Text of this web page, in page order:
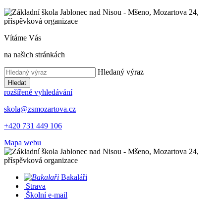
Vítáme Vás
na našich stránkách
Hledaný výraz
Hledat
rozšířené vyhledávání
skola@zsmozartova.cz
+420 731 449 106
Mapa webu
Bakaláři
Strava
Školní e-mail